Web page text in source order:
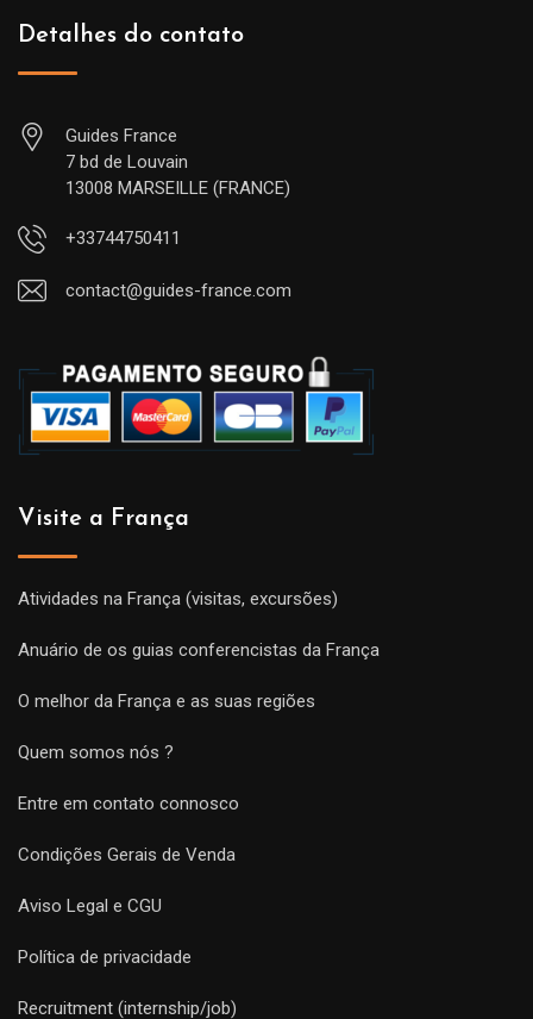
Detalhes do contato
Guides France
7 bd de Louvain
13008 MARSEILLE (FRANCE)
+33744750411
contact@guides-france.com
Visite a França
Atividades na França (visitas, excursões)
Anuário de os guias conferencistas da França
O melhor da França e as suas regiões
Quem somos nós ?
Entre em contato connosco
Condições Gerais de Venda
Aviso Legal e CGU
Política de privacidade
Recruitment (internship/job)